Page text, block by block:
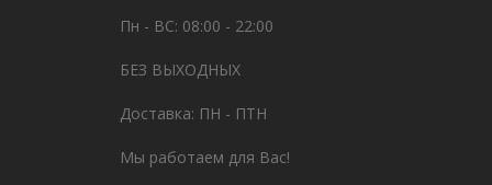
Пн - ВС: 08:00 - 22:00
БЕЗ ВЫХОДНЫХ
Доставка: ПН - ПТН
Мы работаем для Вас!